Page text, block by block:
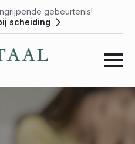
gebeurtenis!
scheiding